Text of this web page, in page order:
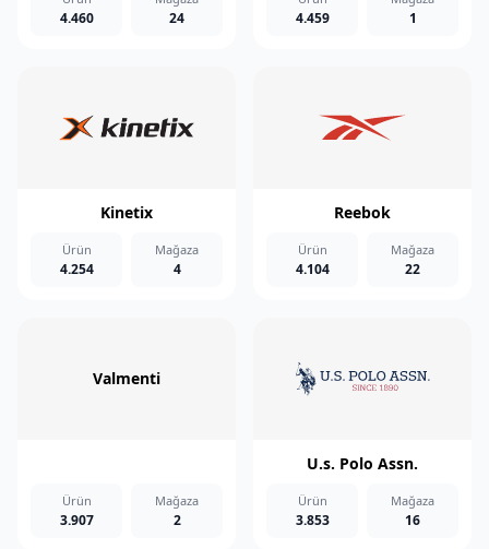
4.460 24 4.459 1
Kinetix
Ürün
4.254
Mağaza
4
Reebok
Ürün
4.104
Mağaza
22
Valmenti
Ürün
3.907
Mağaza
2
U.s. Polo Assn.
Ürün
3.853
Mağaza
16